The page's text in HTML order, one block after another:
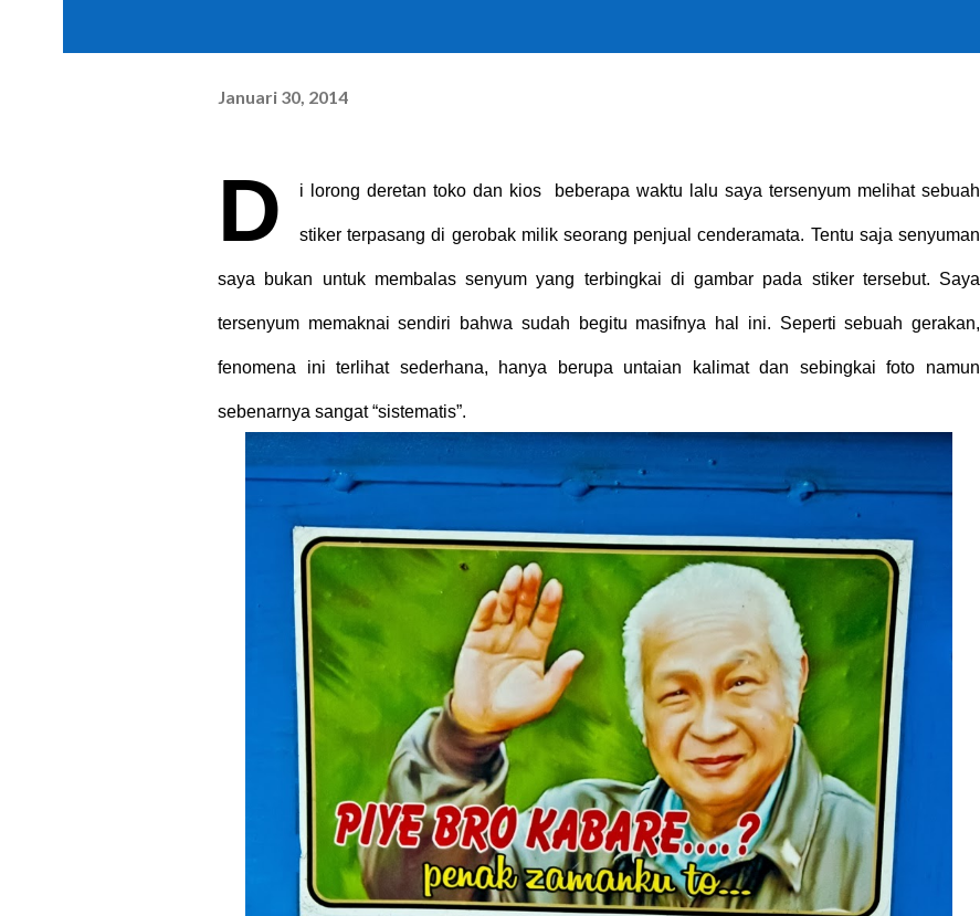
Januari 30, 2014
D i lorong deretan toko dan kios beberapa waktu lalu saya tersenyum melihat sebuah
stiker terpasang di gerobak milik seorang penjual cenderamata. Tentu saja senyuman
saya bukan untuk membalas senyum yang terbingkai di gambar pada stiker tersebut. Saya
tersenyum memaknai sendiri bahwa sudah begitu masifnya hal ini. Seperti sebuah gerakan,
fenomena ini terlihat sederhana, hanya berupa untaian kalimat dan sebingkai foto namun
sebenarnya sangat “sistematis”.